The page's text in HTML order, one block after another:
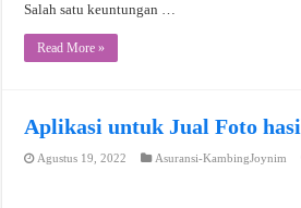
Salah satu keuntungan …
Read More »
Aplikasi untuk Jual Foto
Agustus 19, 2022 Asuransi-KambingJoynim